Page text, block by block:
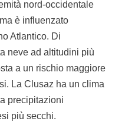
nord-occidentale
è influenzato
Atlantico. Di
neve ad altitudini più
a un rischio maggiore
La Clusaz ha un clima
precipitazioni
più secchi.